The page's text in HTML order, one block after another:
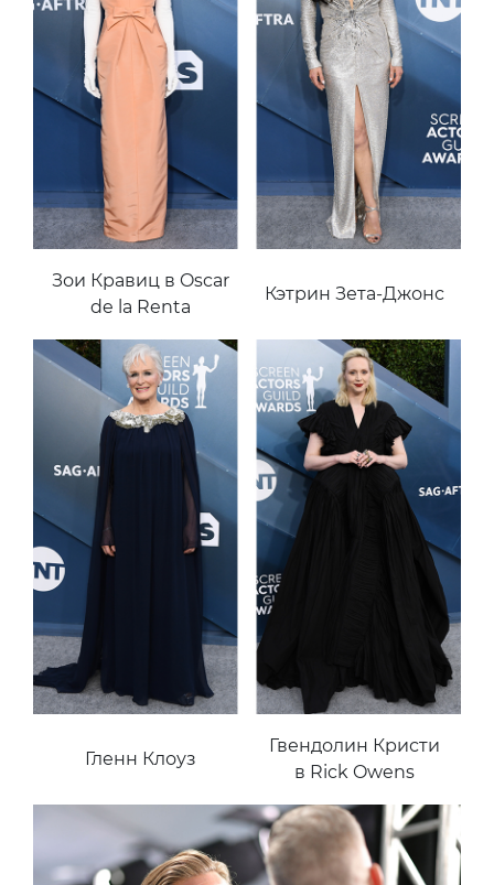
Зои Кравиц в Oscar
de la Renta
Кэтрин Зета-Джонс
Гленн Клоуз
Гвендолин Кристи
в Rick Owens